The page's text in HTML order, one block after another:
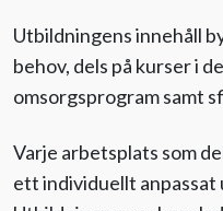
Utbildningens innehåll
behov, dels på kurser i
omsorgsprogram samt
Varje arbetsplats som
ett individuellt